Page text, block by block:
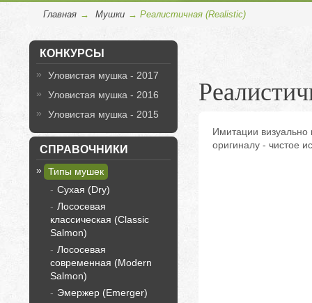
Главная → Мушки → Реалистичная (Realistic)
КОНКУРСЫ
Уловистая мушка - 2017
Уловистая мушка - 2016
Уловистая мушка - 2015
СПРАВОЧНИКИ
Типы мушек
Сухая (Dry)
Лососевая
классическая (Classic
Salmon)
Лососевая
современная (Modern
Salmon)
Эмержер (Emerger)
Имитации визуально
оригиналу - чистое